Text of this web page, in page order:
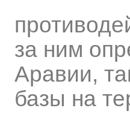
за ним
Аравии,
базы на